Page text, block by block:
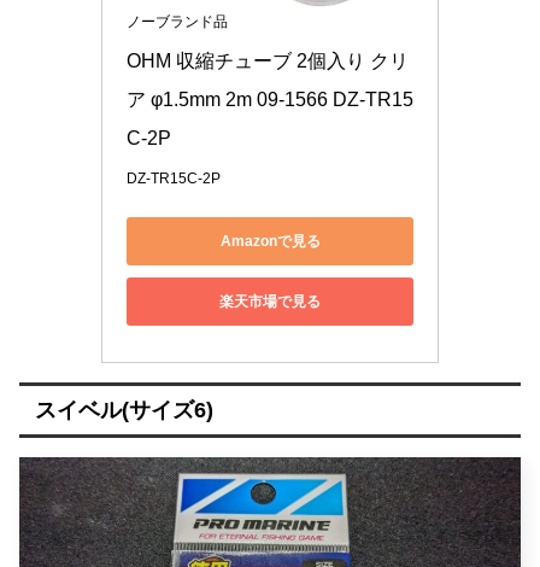
ノーブランド品
OHM 収縮チューブ 2個入り クリ
ア φ1.5mm 2m 09-1566 DZ-TR15
C-2P
DZ-TR15C-2P
Amazonで見る
楽天市場で見る
スイベル(サイズ6)